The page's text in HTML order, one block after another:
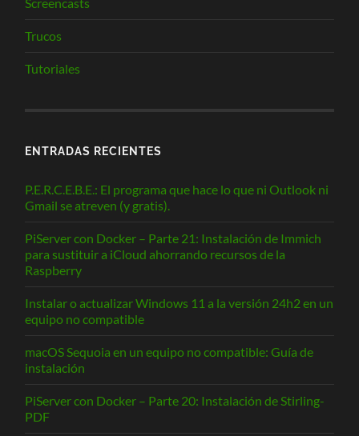
Trucos
Tutoriales
ENTRADAS RECIENTES
P.E.R.C.E.B.E.: El programa que hace lo que ni Outlook ni
Gmail se atreven (y gratis).
PiServer con Docker – Parte 21: Instalación de Immich
para sustituir a iCloud ahorrando recursos de la
Raspberry
Instalar o actualizar Windows 11 a la versión 24h2 en un
equipo no compatible
macOS Sequoia en un equipo no compatible: Guía de
instalación
PiServer con Docker – Parte 20: Instalación de Stirling-
PDF